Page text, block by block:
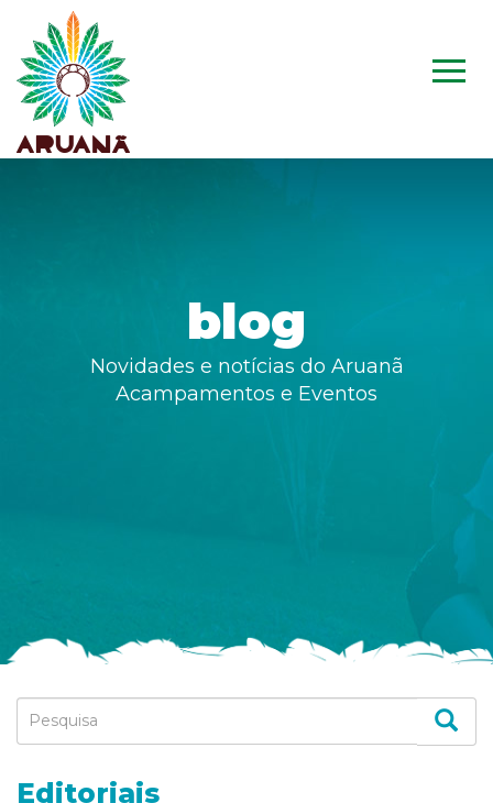
blog
Novidades e notícias do Aruanã
Acampamentos e Eventos
Editoriais